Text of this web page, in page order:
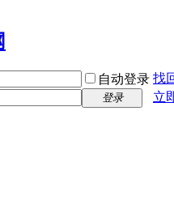
自动登录 找
登录
立